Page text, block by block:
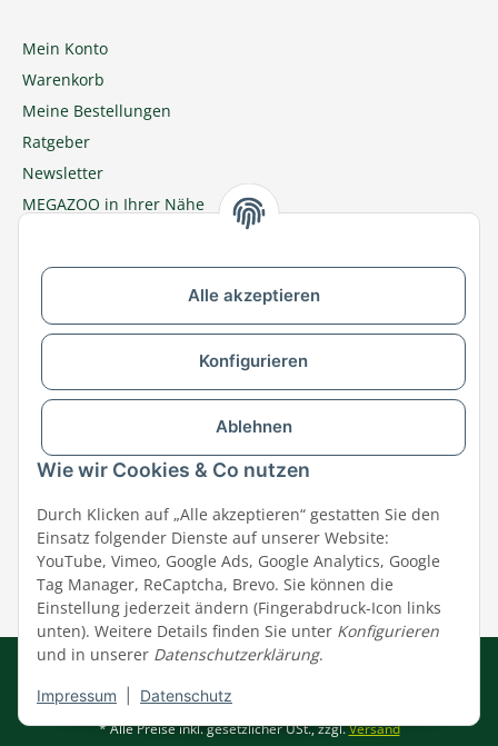
Alle akzeptieren
Konfigurieren
Ablehnen
Wie wir Cookies & Co nutzen
Durch Klicken auf „Alle akzeptieren“ gestatten Sie den
Einsatz folgender Dienste auf unserer Website:
YouTube, Vimeo, Google Ads, Google Analytics, Google
Tag Manager, ReCaptcha, Brevo. Sie können die
Einstellung jederzeit ändern (Fingerabdruck-Icon links
unten). Weitere Details finden Sie unter Konfigurieren
und in unserer Datenschutzerklärung.
Impressum Datenschutz
Mein Konto
Warenkorb
Meine Bestellungen
Ratgeber
Newsletter
MEGAZOO in Ihrer Nähe
Zu MEGAZOO-nord.de wechseln
Versandpartner & Zahlungsmöglichkeiten
Impressum|AGB|Datenschutz
© MEGAZOO Alpha GmbH
* Alle Preise inkl. gesetzlicher USt., zzgl.Versand